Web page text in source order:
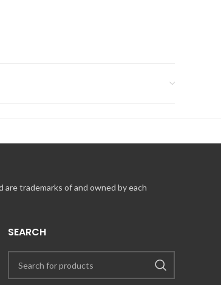
trademarks of and owned by each
SEARCH